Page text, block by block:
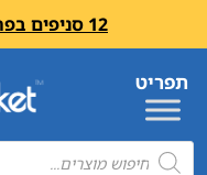
12 סניפים בפריסה ארצית – בואו לבקר